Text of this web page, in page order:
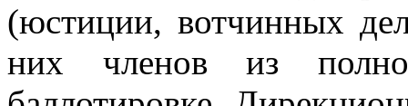
(юстиции, вотчинных
них членов из